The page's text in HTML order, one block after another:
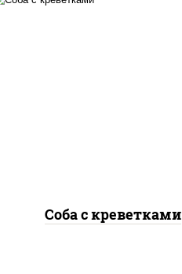
Соба с креветками